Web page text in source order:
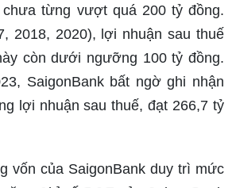
chưa từng vượt quá 200 tỷ đồng.
2018, 2020), lợi nhuận sau thuế
còn dưới ngưỡng 100 tỷ đồng.
SaigonBank bất ngờ ghi nhận
lợi nhuận sau thuế, đạt 266,7 tỷ
vốn của SaigonBank duy trì mức